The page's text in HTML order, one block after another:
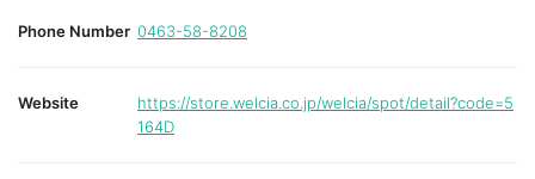
Phone Number 0463-58-8208
Website
https://store.welcia.co.jp/welcia/spot/detail?code=5
164D